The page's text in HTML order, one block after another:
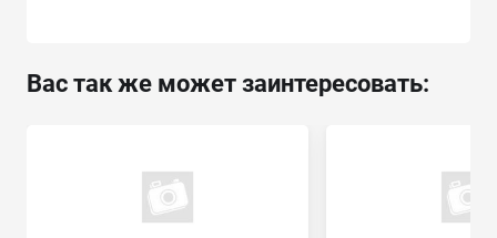
Вас так же может заинтересовать: